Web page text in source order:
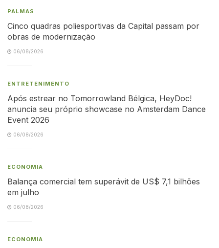
PALMAS
Cinco quadras poliesportivas da Capital passam por
obras de modernização
06/08/2026
ENTRETENIMENTO
Após estrear no Tomorrowland Bélgica, HeyDoc!
anuncia seu próprio showcase no Amsterdam Dance
Event 2026
06/08/2026
ECONOMIA
Balança comercial tem superávit de US$ 7,1 bilhões
em julho
06/08/2026
ECONOMIA